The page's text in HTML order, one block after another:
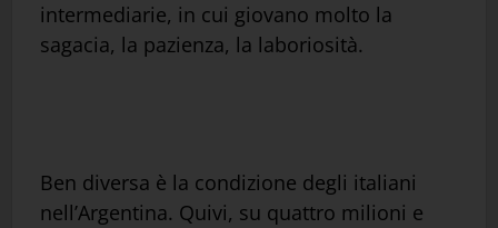
intermediarie, in cui giovano molto la
sagacia, la pazienza, la laboriosità.
Ben diversa è la condizione degli italiani
nell’Argentina. Quivi, su quattro milioni e